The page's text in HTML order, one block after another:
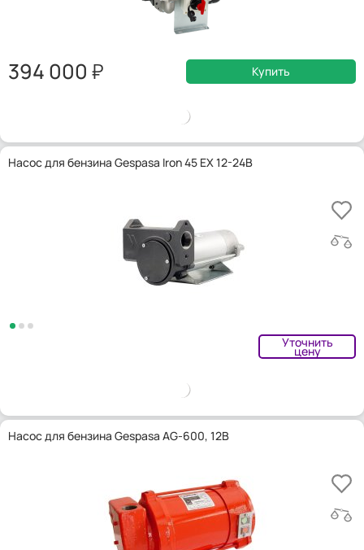
394 000 Купить
Насос для бензина Gespasa Iron 45 EX 12-24В
Уточнить
цену
Насос для бензина Gespasa AG-600, 12В